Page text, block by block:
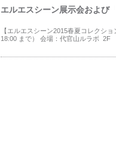
エルエスシーン展示会および
【エルエスシーン2015春夏コレクシ
18:00 まで） 会場：代官山ルラボ 2F